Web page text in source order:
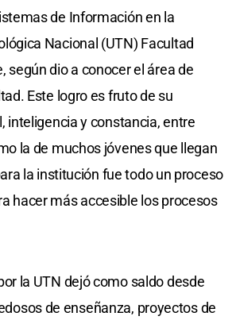
de Información en la
Nacional (UTN) Facultad
según dio a conocer el área de
Este logro es fruto de su
inteligencia y constancia, entre
la de muchos jóvenes que llegan
la institución fue todo un proceso
hacer más accesible los procesos
la UTN dejó como saldo desde
de enseñanza, proyectos de